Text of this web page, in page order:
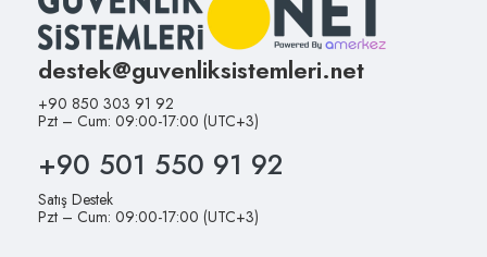
destek@guvenliksistemleri.net
+90 850 303 91 92
Pzt – Cum: 09:00-17:00 (UTC+3)
+90 501 550 91 92
Satış Destek
Pzt – Cum: 09:00-17:00 (UTC+3)